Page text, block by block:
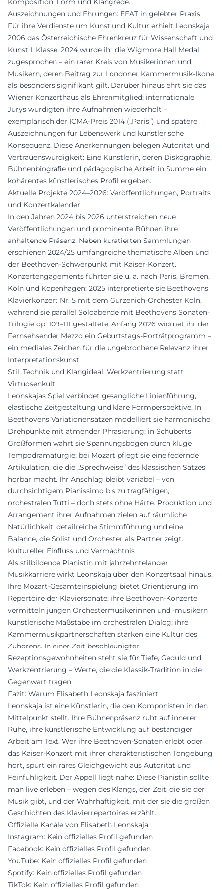
Komposition, Form und Klangrede.
Auszeichnungen und Ehrungen: EEAT in gelebter Praxis
Für ihre Verdienste um Kunst und Kultur erhielt Leonskaja
2006 das Österreichische Ehrenkreuz für Wissenschaft und
Kunst I. Klasse. 2024 wurde ihr die Wigmore Hall Medal
zugesprochen – ein rarer Kreis von Musikerinnen und
Musikern, deren Beitrag zur Londoner Kammermusik-Ikone
als besonders signifikant gilt. Darüber hinaus ehrt sie das
Wiener Konzerthaus als Ehrenmitglied; internationale
Jurys würdigten ihre Aufnahmen wiederholt –
exemplarisch der ICMA-Preis 2014 („Paris“) und spätere
Auszeichnungen für Lebenswerk und künstlerische
Konsequenz. Diese Anerkennungen belegen Autorität und
Vertrauenswürdigkeit: Eine Künstlerin, deren Diskographie,
Bühnenbiografie und pädagogische Arbeit in Summe ein
kohärentes künstlerisches Profil ergeben.
Aktuelle Projekte 2024–2026: Veröffentlichungen, Portraits
und Konzertkalender
In den Jahren 2024 bis 2026 unterstreichen neue
Veröffentlichungen und prominente Bühnen ihre
anhaltende Präsenz. Neben kuratierten Sammlungen
erschienen 2024/25 umfangreiche thematische Alben und
der Beethoven-Schwerpunkt mit Kaiser-Konzert.
Konzertengagements führten sie u. a. nach Paris, Bremen,
Köln und Kopenhagen; 2025 interpretierte sie Beethovens
Klavierkonzert Nr. 5 mit dem Gürzenich-Orchester Köln,
während sie parallel Soloabende mit Beethovens Sonaten-
Trilogie op. 109–111 gestaltete. Anfang 2026 widmet ihr der
Fernsehsender Mezzo ein Geburtstags-Porträtprogramm –
ein mediales Zeichen für die ungebrochene Relevanz ihrer
Interpretationskunst.
Stil, Technik und Klangideal: Werkzentrierung statt
Virtuosenkult
Leonskajas Spiel verbindet gesangliche Linienführung,
elastische Zeitgestaltung und klare Formperspektive. In
Beethovens Variationensätzen modelliert sie harmonische
Drehpunkte mit atmender Phrasierung; in Schuberts
Großformen wahrt sie Spannungsbögen durch kluge
Tempodramaturgie; bei Mozart pflegt sie eine federnde
Artikulation, die die „Sprechweise“ des klassischen Satzes
hörbar macht. Ihr Anschlag bleibt variabel – von
durchsichtigem Pianissimo bis zu tragfähigen,
orchestralen Tutti – doch stets ohne Härte. Produktion und
Arrangement ihrer Aufnahmen zielen auf räumliche
Natürlichkeit, detailreiche Stimmführung und eine
Balance, die Solist und Orchester als Partner zeigt.
Kultureller Einfluss und Vermächtnis
Als stilbildende Pianistin mit jahrzehntelanger
Musikkarriere wirkt Leonskaja über den Konzertsaal hinaus.
Ihre Mozart-Gesamteinspielung bietet Orientierung im
Repertoire der Klaviersonate; ihre Beethoven-Konzerte
vermitteln jungen Orchestermusikerinnen und -musikern
künstlerische Maßstäbe im orchestralen Dialog; ihre
Kammermusikpartnerschaften stärken eine Kultur des
Zuhörens. In einer Zeit beschleunigter
Rezeptionsgewohnheiten steht sie für Tiefe, Geduld und
Werkzentrierung – Werte, die die Klassik-Tradition in die
Gegenwart tragen.
Fazit: Warum Elisabeth Leonskaja fasziniert
Leonskaja ist eine Künstlerin, die den Komponisten in den
Mittelpunkt stellt. Ihre Bühnenpräsenz ruht auf innerer
Ruhe, ihre künstlerische Entwicklung auf beständiger
Arbeit am Text. Wer ihre Beethoven-Sonaten erlebt oder
das Kaiser-Konzert mit ihrer charakteristischen Tongebung
hört, spürt ein rares Gleichgewicht aus Autorität und
Feinfühligkeit. Der Appell liegt nahe: Diese Pianistin sollte
man live erleben – wegen des Klangs, der Zeit, die sie der
Musik gibt, und der Wahrhaftigkeit, mit der sie die großen
Geschichten des Klavierrepertoires erzählt.
Offizielle Kanäle von Elisabeth Leonskaja:
Instagram: Kein offizielles Profil gefunden
Facebook: Kein offizielles Profil gefunden
YouTube: Kein offizielles Profil gefunden
Spotify: Kein offizielles Profil gefunden
TikTok: Kein offizielles Profil gefunden